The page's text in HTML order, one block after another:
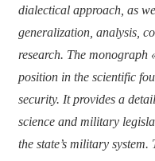
dialectical approach, as
generalization, analysis,
research. The
position in the scientific
security. It provides a
science and military
the state’s military system.